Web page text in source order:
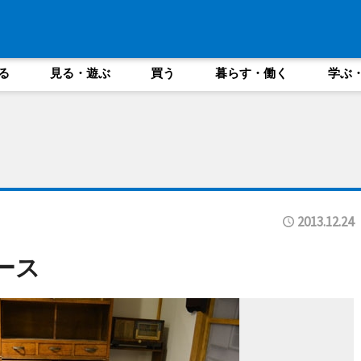
見る・遊ぶ 買う 暮らす・働く 学ぶ
2013.12.24
ス